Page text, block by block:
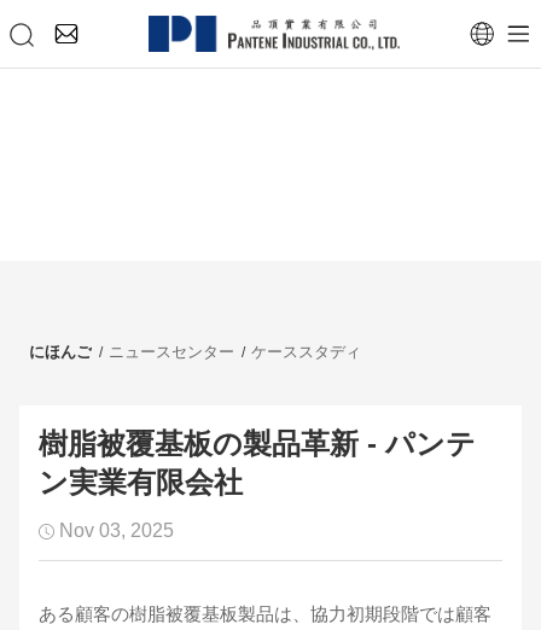
にほんご ニュースセンター ケーススタディ
樹脂被覆基板の製品革新 - パンテ
ン実業有限会社
Nov 03, 2025
ある顧客の樹脂被覆基板製品は、協力初期段階では顧客